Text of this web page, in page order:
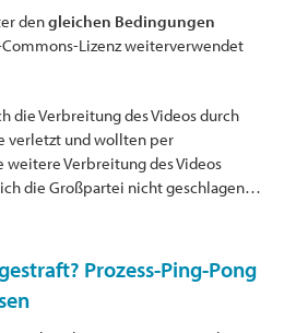
dengleichen Bedingungen
Lizenz weiterverwendet
die Verbreitung des Videos durch
verletzt und wollten per
weitere Verbreitung des Videos
die Großpartei nicht geschlagen…
Prozess-Ping-Pong